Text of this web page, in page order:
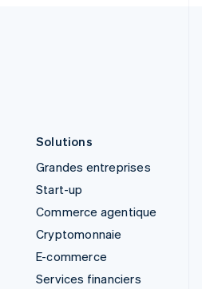
Solutions
Grandes entreprises
Start-up
Commerce agentique
Cryptomonnaie
E-commerce
Services financiers